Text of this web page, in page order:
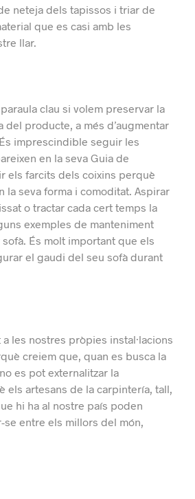
neteja dels tapissos i triar de
que es casi amb les
llar.
clau si volem preservar la
del producte, a més d’augmentar
És imprescindible seguir les
en la seva Guia de
els farcits dels coixins perquè
la seva forma i comoditat. Aspirar
o tractar cada cert temps la
exemples de manteniment
És molt important que els
el gaudi del seu sofà durant
les nostres pròpies instal·lacions
creiem que, quan es busca la
es pot externalitzar la
els artesans de la carpintería, tall,
hi ha al nostre país poden
entre els millors del món,